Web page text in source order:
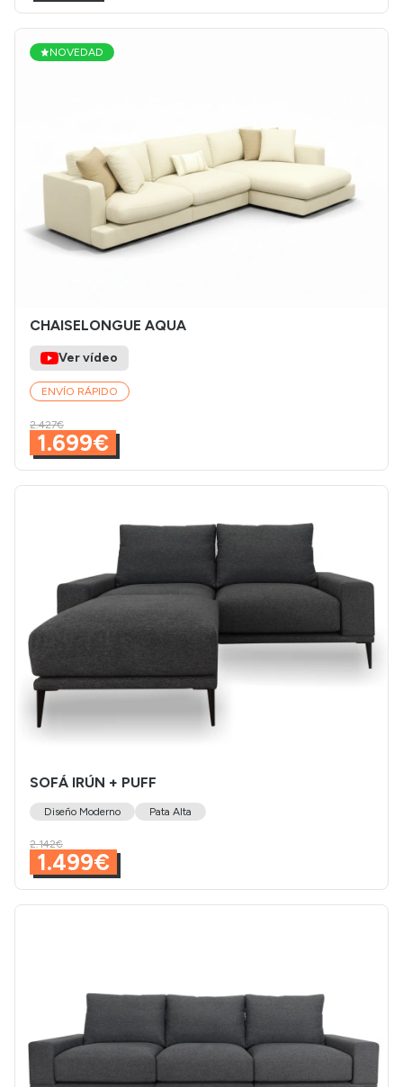
NOVEDAD
CHAISELONGUE AQUA
Ver vídeo
ENVÍO RÁPIDO
2.427€
1.699€
SOFÁ IRÚN + PUFF
Diseño Moderno Pata Alta
2.142€
1.499€